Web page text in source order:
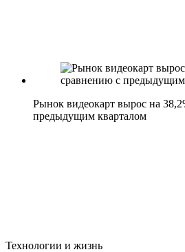
Рынок видеокарт вырос на
предыдущим кварталом
Технологии и жизнь